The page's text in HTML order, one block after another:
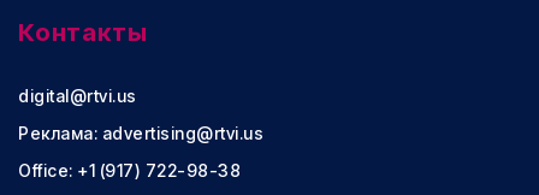
Контакты
digital@rtvi.us
Реклама: advertising@rtvi.us
Office: +1 (917) 722-98-38